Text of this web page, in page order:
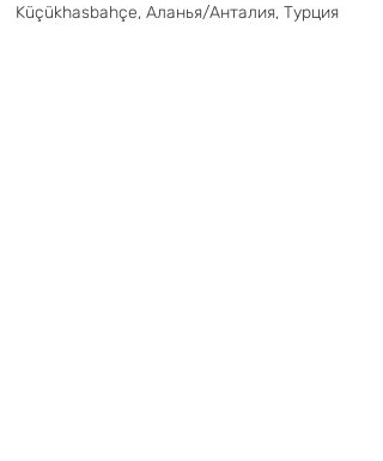
Küçükhasbahçe, Аланья/Анталия, Турция